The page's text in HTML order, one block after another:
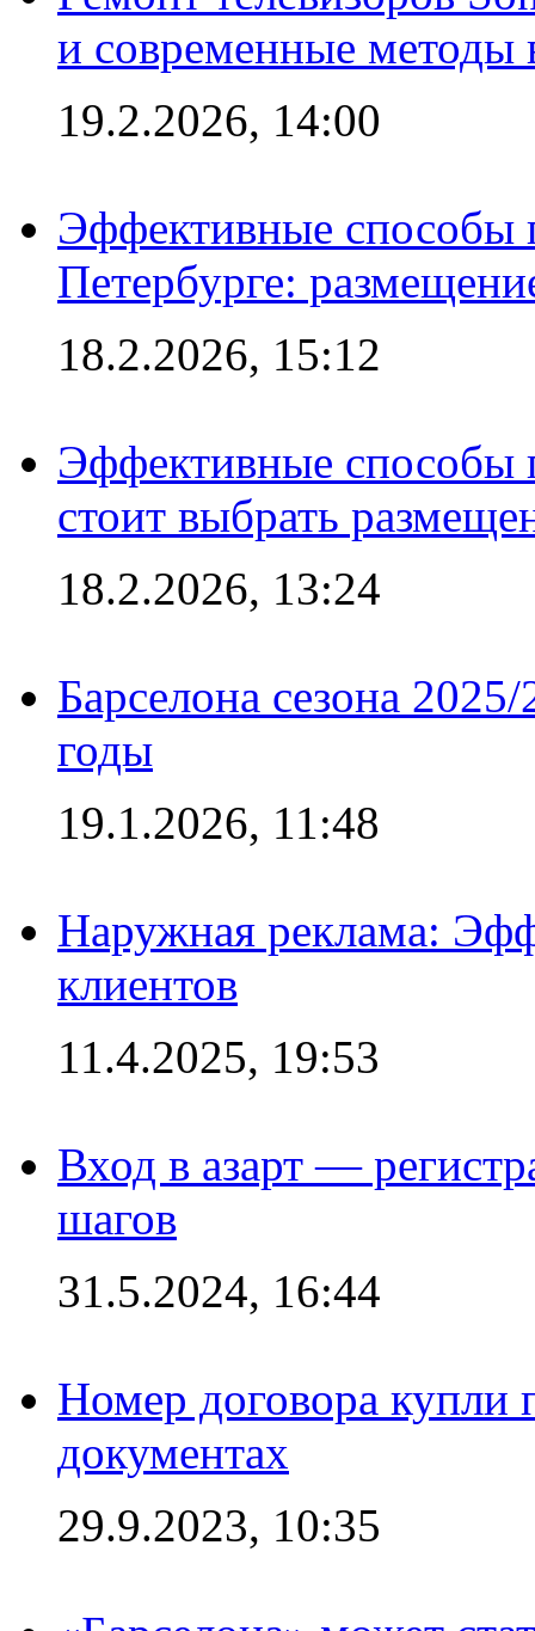
и современные методы
19.2.2026, 14:00
Эффективные способы
Петербурге:
18.2.2026, 15:12
Эффективные способы
стоит выбрать
18.2.2026, 13:24
Барселона сезона
годы
19.1.2026, 11:48
Наружная реклама:
клиентов
11.4.2025, 19:53
Вход в азарт —
шагов
31.5.2024, 16:44
Номер договора купли
документах
29.9.2023, 10:35